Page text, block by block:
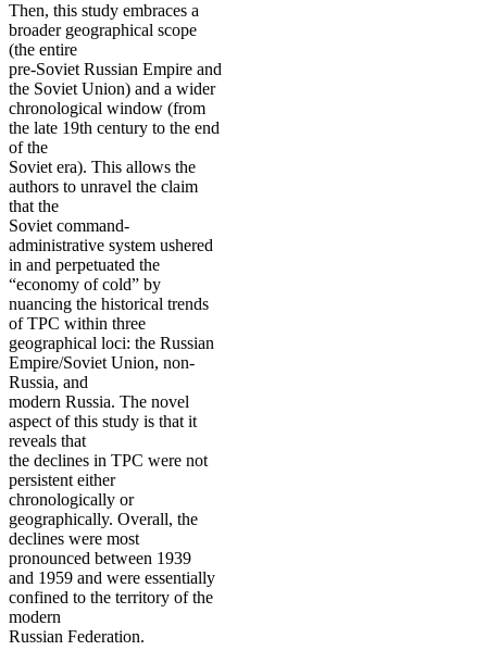
Then, this study embraces a
broader geographical scope
(the entire
pre-Soviet Russian Empire and
the Soviet Union) and a wider
chronological window (from
the late 19th century to the end
of the
Soviet era). This allows the
authors to unravel the claim
that the
Soviet command-
administrative system ushered
in and perpetuated the
“economy of cold” by
nuancing the historical trends
of TPC within three
geographical loci: the Russian
Empire/Soviet Union, non-
Russia, and
modern Russia. The novel
aspect of this study is that it
reveals that
the declines in TPC were not
persistent either
chronologically or
geographically. Overall, the
declines were most
pronounced between 1939
and 1959 and were essentially
confined to the territory of the
modern
Russian Federation.